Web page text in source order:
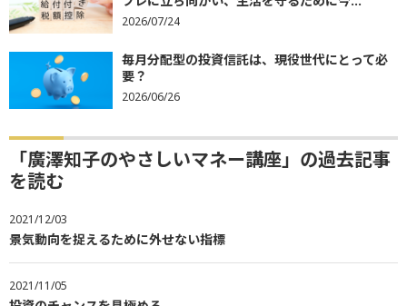
2026/07/24
毎月分配型の投資信託は、現役世代にとって必
要？
2026/06/26
「廣澤知子のやさしいマネー講座」の過去記事
を読む
2021/12/03
景気動向を捉えるために外せない指標
2021/11/05